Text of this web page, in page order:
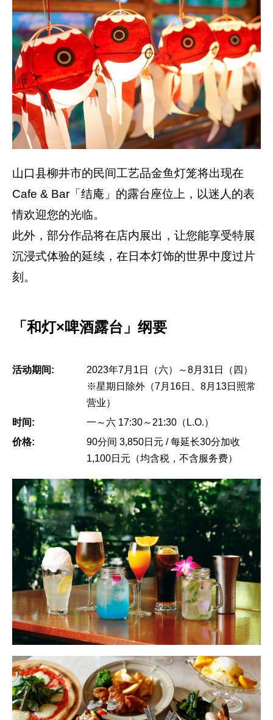
山口县柳井市的民间工艺品金鱼灯笼将出现在
Cafe & Bar「结庵」的露台座位上，以迷人的表
情欢迎您的光临。
此外，部分作品将在店内展出，让您能享受特展
沉浸式体验的延续，在日本灯饰的世界中度过片
刻。
「和灯×啤酒露台」纲要
活动期间:
2023年7月1日（六）～8月31日（四）
※星期日除外（7月16日、8月13日照常
营业）
时间:
一～六 17:30～21:30（L.O.）
价格:
90分间 3,850日元 / 每延长30分加收
1,100日元（均含税，不含服务费）